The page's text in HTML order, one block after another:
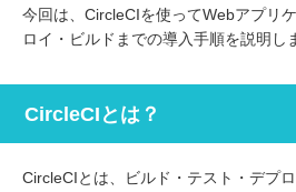
今回は、CircleCIを使ってWebアプリ
ロイ・ビルドまでの導入手順を説明し
CircleCIとは？
CircleCIとは、ビルド・テスト・デプ